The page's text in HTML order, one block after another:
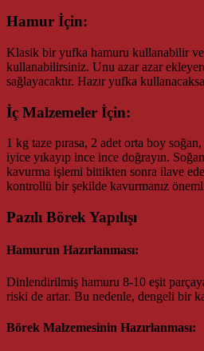
Hamur İçin:
Klasik bir yufka hamuru kullanabilir
kullanabilirsiniz. Unu azar azar
sağlayacaktır. Hazır yufka
İç Malzemeler İçin:
1 kg taze pırasa, 2 adet orta boy soğan,
iyice yıkayıp ince ince doğrayın.
kavurma işlemi bittikten sonra ilave
kontrollü bir şekilde kavurmanız
Pazılı Börek Yapılışı
Hamurun Hazırlanması:
Dinlendirilmiş hamuru 8-10 eşit
riski de artar. Bu nedenle, dengeli bir
Börek Malzemesinin Hazırlanması: